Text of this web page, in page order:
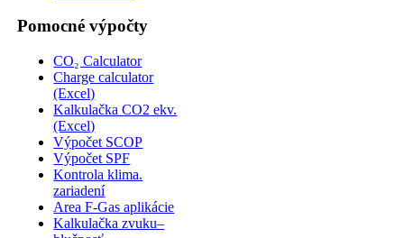
Pomocné výpočty
CO₂ Calculator
Charge calculator
(Excel)
Kalkulačka CO2 ekv.
(Excel)
Výpočet SCOP
Výpočet SPF
Kontrola klima.
zariadení
Area F-Gas aplikácie
Kalkulačka zvuku–